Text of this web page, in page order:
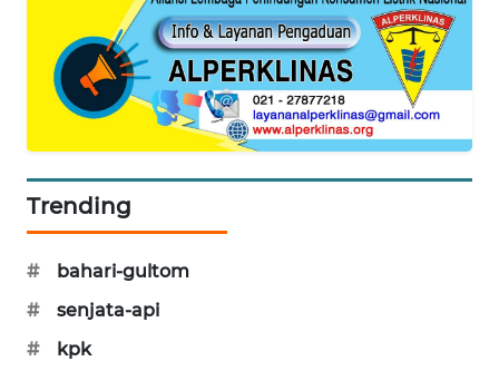
Trending
#
bahari-gultom
#
senjata-api
#
kpk
SITUNGIR
NEWS
SIBARAGAS
METRO
NEWS